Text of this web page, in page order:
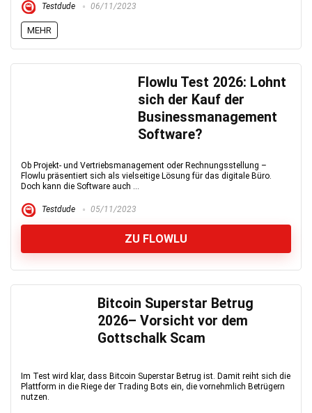
Testdude 06/11/2023
MEHR
Flowlu Test 2026: Lohnt
sich der Kauf der
Businessmanagement
Software?
Ob Projekt- und Vertriebsmanagement oder Rechnungsstellung –
Flowlu präsentiert sich als vielseitige Lösung für das digitale Büro.
Doch kann die Software auch ...
Testdude 05/11/2023
ZU FLOWLU
Bitcoin Superstar Betrug
2026– Vorsicht vor dem
Gottschalk Scam
Im Test wird klar, dass Bitcoin Superstar Betrug ist. Damit reiht sich die
Plattform in die Riege der Trading Bots ein, die vornehmlich Betrügern
nutzen.